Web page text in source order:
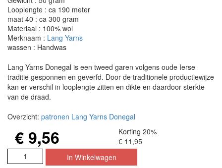
Looplengte : ca 190 meter
maat 40 : ca 300 gram
Materiaal : 100% wol
Merknaam : Lang Yarns
wassen : Handwas
Lang Yarns Donegal is een tweed garen volgens oude Ierse
traditie gesponnen en geverfd. Door de traditionele productiewijze
kan er verschil in looplengte zitten en dikte en daardoor sterkte
van de draad.
Overzicht: patronen Lang Yarns Donegal
€ 9,56
Korting 20%
€ 11,95